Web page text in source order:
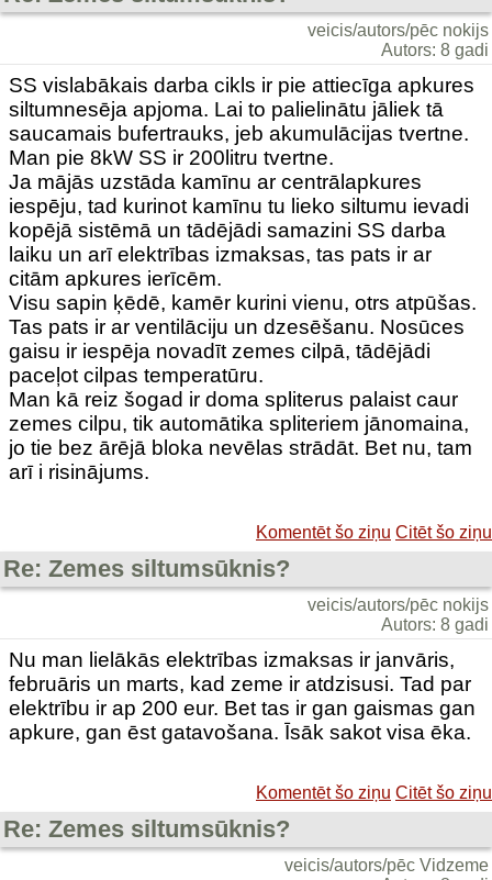
veicis/autors/pēc nokijs
Autors: 8 gadi
SS vislabākais darba cikls ir pie attiecīga apkures
siltumnesēja apjoma. Lai to palielinātu jāliek tā
saucamais bufertrauks, jeb akumulācijas tvertne.
Man pie 8kW SS ir 200litru tvertne.
Ja mājās uzstāda kamīnu ar centrālapkures
iespēju, tad kurinot kamīnu tu lieko siltumu ievadi
kopējā sistēmā un tādējādi samazini SS darba
laiku un arī elektrības izmaksas, tas pats ir ar
citām apkures ierīcēm.
Visu sapin ķēdē, kamēr kurini vienu, otrs atpūšas.
Tas pats ir ar ventilāciju un dzesēšanu. Nosūces
gaisu ir iespēja novadīt zemes cilpā, tādējādi
paceļot cilpas temperatūru.
Man kā reiz šogad ir doma spliterus palaist caur
zemes cilpu, tik automātika spliteriem jānomaina,
jo tie bez ārējā bloka nevēlas strādāt. Bet nu, tam
arī i risinājums.
Komentēt šo ziņu Citēt šo ziņu
Re: Zemes siltumsūknis?
veicis/autors/pēc nokijs
Autors: 8 gadi
Nu man lielākās elektrības izmaksas ir janvāris,
februāris un marts, kad zeme ir atdzisusi. Tad par
elektrību ir ap 200 eur. Bet tas ir gan gaismas gan
apkure, gan ēst gatavošana. Īsāk sakot visa ēka.
Komentēt šo ziņu Citēt šo ziņu
Re: Zemes siltumsūknis?
veicis/autors/pēc Vidzeme